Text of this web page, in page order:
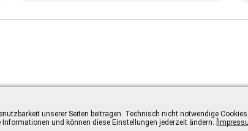
unserer Seiten beitragen. Technisch nicht notwendige
Informationen und können diese Einstellungen jederzeit ändern.